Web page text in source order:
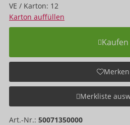
VE / Karton: 12
Karton auffüllen
Kaufen
Merken
Merkliste
Art.-Nr.: 50071350000